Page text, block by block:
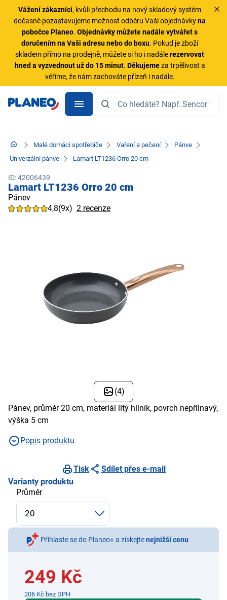
Vážení zákazníci, kvůli přechodu na nový skladový systém
dočasně pozastavujeme možnost odběru Vaší objednávkyna
pobočce Planeo.Objednávky můžete nadále vytvářet s
doručením na Vaši adresu nebo do boxu. Pokud je zboží
skladem přímo na prodejně, můžete si ho i nadálerezervovat
hned a vyzvednout už do 15 minut. Děkujemeza trpělivost a
věříme, že nám zachováte přízeň i nadále.
Malé domácí spotřebiče Vaření a pečení
Pánve
Univerzální pánve
Lamart LT1236 Orro 20 cm
ID: 42006439
Lamart LT1236 Orro 20 cm
Pánev
4,8(9x) 2 recenze
(4)
Pánev, průměr 20 cm, materiál litý hliník, povrch nepřilnavý,
výška 5 cm
Popis produktu
Tisk
Sdílet přes e-mail
Varianty produktu
Průměr
Přihlaste se do Planeo+ a získejtenejnižší cenu
249 Kč
206 Kč bez DPH